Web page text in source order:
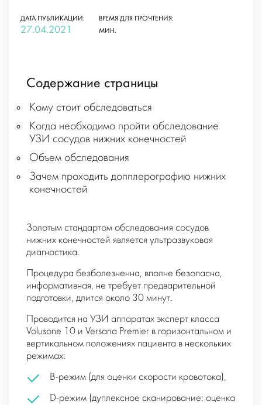
ДАТА ПУБЛИКАЦИИ:
27.04.2021
ВРЕМЯ ДЛЯ ПРОЧТЕНИЯ:
МИН.
Содержание страницы
Кому стоит обследоваться
Когда необходимо пройти обследование
УЗИ сосудов нижних конечностей
Объем обследования
Зачем проходить допплерографию нижних
конечностей
Золотым стандартом обследования сосудов
нижних конечностей является ультразвуковая
диагностика.
Процедура безболезненна, вполне безопасна,
информативная, не требует предварительной
подготовки, длится около 30 минут.
Проводится на УЗИ аппаратах эксперт класса
Volusone 10 и Versana Premier в горизонтальном и
вертикальном положениях пациента в нескольких
режимах:
В-режим (для оценки скорости кровотока),
D-режим (дуплексное сканирование: оценка